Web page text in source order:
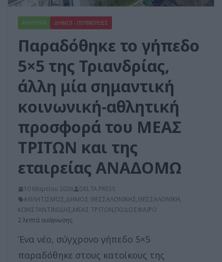
ΑΘΛΗΤΙΚΑ ΔΗΜΟΙ - ΠΕΡΙΦΕΡΕΙΕΣ
Παραδόθηκε το γήπεδο
5×5 της Τριανδρίας,
άλλη μία σημαντική
κοινωνική-αθλητική
προσφορά του ΜΕΑΣ
ΤΡΙΤΩΝ και της
εταιρείας ΑΝΑΔΟΜΩ
10 Μαρτίου 2026
DELTA PRESS
ΑΘΛΗΤΙΣΜΟΣ,ΔΗΜΟΣ ΘΕΣΣΑΛΟΝΙΚΗΣ,ΘΕΣΣΑΛΟΝΙΚΗ,
ΚΩΝΣΤΑΝΤΙΝΙΔΗΣ,ΜΕΑΣ ΤΡΙΤΩΝ,ΠΟΔΟΣΦΑΙΡΟ
2 λεπτά ανάγνωσης
Ένα νέο, σύγχρονο γήπεδο 5×5
παραδόθηκε στους κατοίκους της